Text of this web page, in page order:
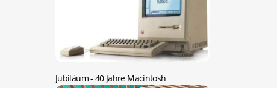
Jubiläum - 40 Jahre Macintosh